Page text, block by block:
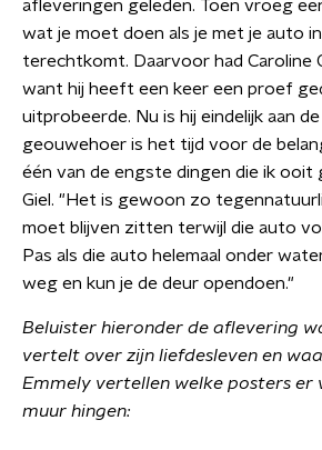
afleveringen geleden. Toen vroeg
wat je moet doen als je met je auto
terechtkomt. Daarvoor had Caroline
want hij heeft een keer een proef
uitprobeerde. Nu is hij eindelijk aan
geouwehoer is het tijd voor de
één van de engste dingen die ik ooit
Giel. "Het is gewoon zo
moet blijven zitten terwijl die auto
Pas als die auto helemaal onder
weg en kun je de deur opendoen."
Beluister hieronder de aflevering
vertelt over zijn liefdesleven en
Emmely vertellen welke posters er
muur hingen: